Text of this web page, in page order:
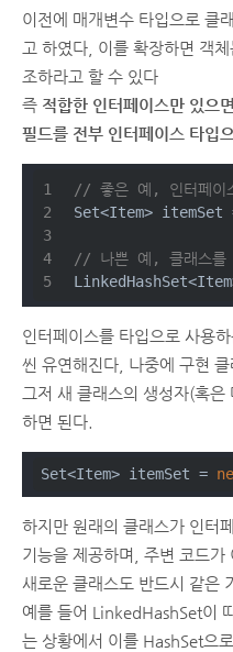
이전에 매개변수 타입으로 클
고 하였다, 이를 확장하면 객
조하라고 할 수 있다
즉 적합한 인터페이스만 있으
필드를 전부 인터페이스 타입
// 좋은 예, 인터페이
Set<Item> itemSet
// 나쁜 예, 클래스를
인터페이스를 타입으로 사용
씬 유연해진다, 나중에 구현
그저 새 클래스의 생성자(혹
하면 된다.
Set<Item> itemSet =
하지만 원래의 클래스가 인터
기능을 제공하며, 주변 코드가
새로운 클래스도 반드시 같은
예를 들어 LinkedHashSet이
는 상황에서 이를 HashSet으